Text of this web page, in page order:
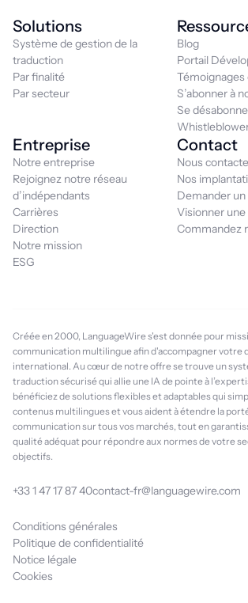
Solutions
Système de gestion de la
traduction
Par finalité
Par secteur
Blog
Portail
Témoignages
S’abonner à
Se
Entreprise
Notre entreprise
Rejoignez notre réseau
d’indépendants
Carrières
Direction
Notre mission
ESG
Contact
Nous
Nos
Demander un
Visionner
Commandez
Créée en 2000, LanguageWire s'est donnée pour
communication multilingue afin d'accompagner votre
international. Au cœur de notre offre se trouve un
traduction sécurisé qui allie une IA de pointe à
bénéficiez de solutions flexibles et adaptables qui
contenus multilingues et vous aident à étendre la
communication sur tous vos marchés, tout en
qualité adéquat pour répondre aux normes de votre
objectifs.
+33 1 47 17 87 40contact-fr@languagewire.com
Conditions générales
Politique de confidentialité
Notice légale
Cookies